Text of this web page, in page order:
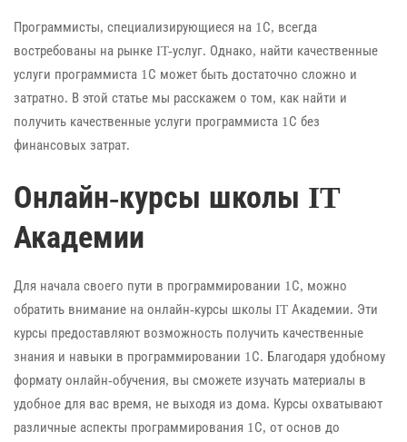
Программисты, специализирующиеся на 1С, всегда
востребованы на рынке IT-услуг. Однако, найти качественные
услуги программиста 1С может быть достаточно сложно и
затратно. В этой статье мы расскажем о том, как найти и
получить качественные услуги программиста 1С без
финансовых затрат.
Онлайн-курсы школы IT
Академии
Для начала своего пути в программировании 1С, можно
обратить внимание на онлайн-курсы школы IT Академии. Эти
курсы предоставляют возможность получить качественные
знания и навыки в программировании 1С. Благодаря удобному
формату онлайн-обучения, вы сможете изучать материалы в
удобное для вас время, не выходя из дома. Курсы охватывают
различные аспекты программирования 1С, от основ до